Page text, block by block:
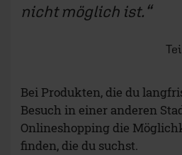
nicht möglich ist.
Bei Produkten, die du
Besuch in einer anderen
Onlineshopping die
finden, die du suchst.